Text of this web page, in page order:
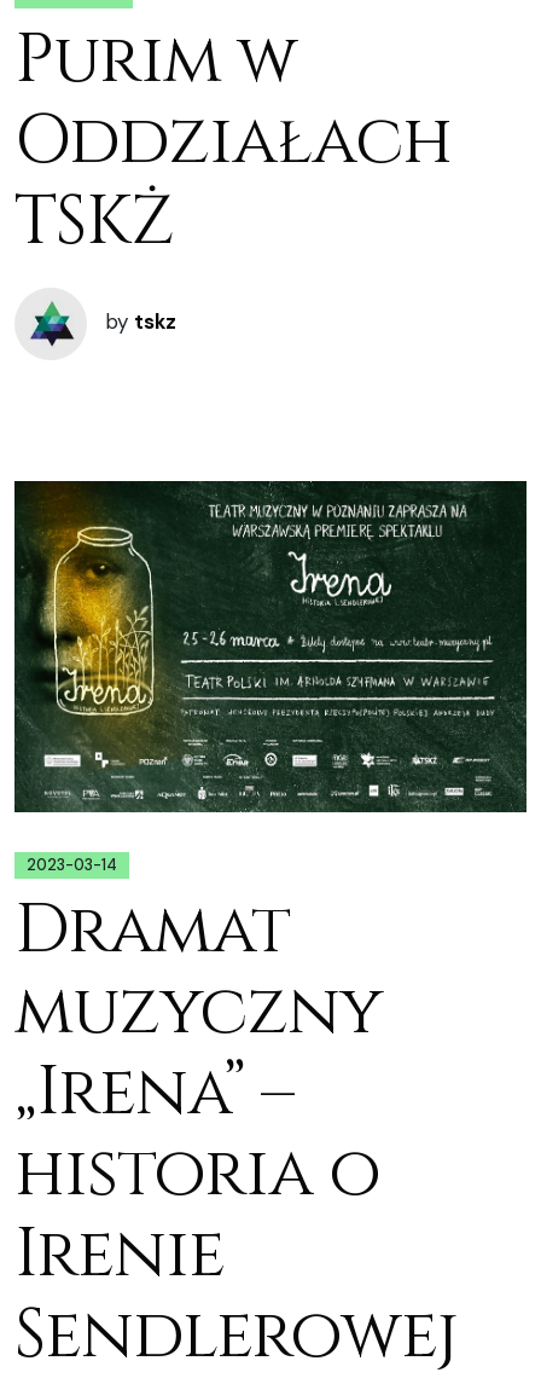
Purim w
Oddziałach
TSKŻ
by tskz
2023-03-14
Dramat
muzyczny
„Irena” –
historia o
Irenie
Sendlerowej